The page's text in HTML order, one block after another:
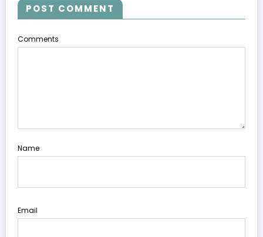
POST COMMENT
Comments
Name
Email